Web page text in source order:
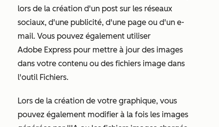
lors de la création d'un post sur les réseaux
sociaux, d'une publicité, d'une page ou d'un e-
mail. Vous pouvez également utiliser
Adobe Express pour mettre à jour des images
dans votre contenu ou des fichiers image dans
l'outil Fichiers.
Lors de la création de votre graphique, vous
pouvez également modifier à la fois les images